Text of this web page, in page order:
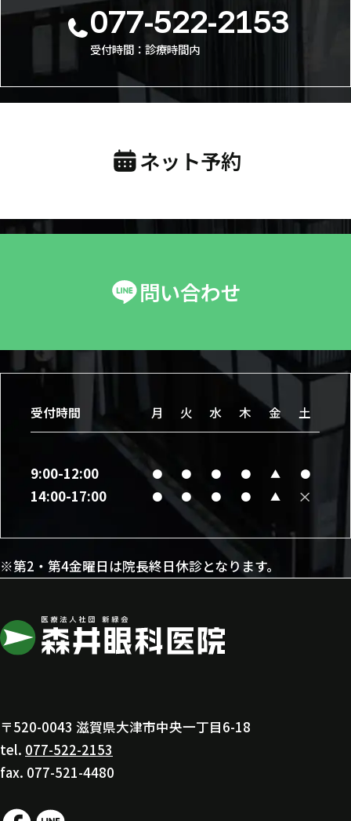
077-522-2153
受付時間：診療時間内
ネット予約
問い合わせ
受付時間 月 火 水 木 金 土
9:00-12:00 ● ● ● ● ▲ ●
14:00-17:00 ● ● ● ● ▲ ×
※第2・第4金曜日は院長終日休診となります。
〒520-0043 滋賀県大津市中央一丁目6-18
tel. 077-522-2153
fax. 077-521-4480